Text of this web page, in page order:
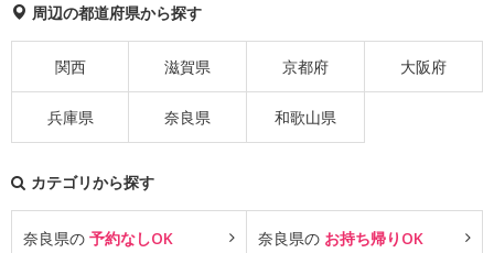
周辺の都道府県から探す
関西 滋賀県 京都府 大阪府
兵庫県 奈良県 和歌山県
カテゴリから探す
奈良県の 予約なしOK 奈良県の お持ち帰りOK